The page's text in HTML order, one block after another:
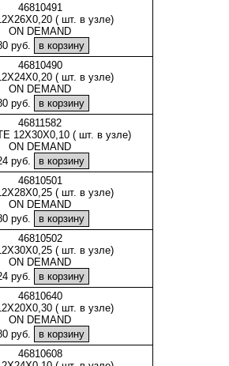
46810491
( шт. в узле)
ON DEMAND
руб.
46810490
( шт. в узле)
ON DEMAND
руб.
46811582
12X30X0,10 ( шт. в узле)
ON DEMAND
руб.
46810501
( шт. в узле)
ON DEMAND
руб.
46810502
( шт. в узле)
ON DEMAND
руб.
46810640
( шт. в узле)
ON DEMAND
руб.
46810608